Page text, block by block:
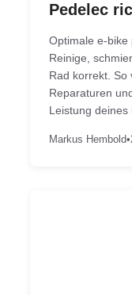
Pedelec
Optimale e-bike
Reinige,
Rad korrekt. So
Reparaturen
Leistung deines
Markus Hembold•